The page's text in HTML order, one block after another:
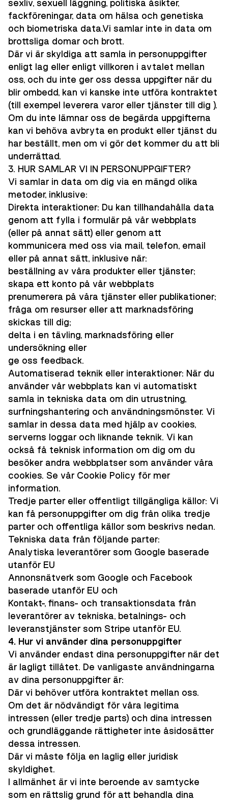
sexliv, sexuell läggning, politiska åsikter,
fackföreningar, data om hälsa och genetiska
och biometriska data.Vi samlar inte in data om
brottsliga domar och brott.
Där vi är skyldiga att samla in personuppgifter
enligt lag eller enligt villkoren i avtalet mellan
oss, och du inte ger oss dessa uppgifter när du
blir ombedd, kan vi kanske inte utföra kontraktet
(till exempel leverera varor eller tjänster till dig ).
Om du inte lämnar oss de begärda uppgifterna
kan vi behöva avbryta en produkt eller tjänst du
har beställt, men om vi gör det kommer du att bli
underrättad.
3. HUR SAMLAR VI IN PERSONUPPGIFTER?
Vi samlar in data om dig via en mängd olika
metoder, inklusive:
Direkta interaktioner: Du kan tillhandahålla data
genom att fylla i formulär på vår webbplats
(eller på annat sätt) eller genom att
kommunicera med oss via mail, telefon, email
eller på annat sätt, inklusive när:
beställning av våra produkter eller tjänster;
skapa ett konto på vår webbplats
prenumerera på våra tjänster eller publikationer;
fråga om resurser eller att marknadsföring
skickas till dig;
delta i en tävling, marknadsföring eller
undersökning eller
ge oss feedback.
Automatiserad teknik eller interaktioner: När du
använder vår webbplats kan vi automatiskt
samla in tekniska data om din utrustning,
surfningshantering och användningsmönster. Vi
samlar in dessa data med hjälp av cookies,
serverns loggar och liknande teknik. Vi kan
också få teknisk information om dig om du
besöker andra webbplatser som använder våra
cookies. Se vår Cookie Policy för mer
information.
Tredje parter eller offentligt tillgängliga källor: Vi
kan få personuppgifter om dig från olika tredje
parter och offentliga källor som beskrivs nedan.
Tekniska data från följande parter:
Analytiska leverantörer som Google baserade
utanför EU
Annonsnätverk som Google och Facebook
baserade utanför EU och
Kontakt-, finans- och transaktionsdata från
leverantörer av tekniska, betalnings- och
leveranstjänster som Stripe utanför EU.
4. Hur vi använder dina personuppgifter
Vi använder endast dina personuppgifter när det
är lagligt tillåtet. De vanligaste användningarna
av dina personuppgifter är:
Där vi behöver utföra kontraktet mellan oss.
Om det är nödvändigt för våra legitima
intressen (eller tredje parts) och dina intressen
och grundläggande rättigheter inte åsidosätter
dessa intressen.
Där vi måste följa en laglig eller juridisk
skyldighet.
I allmänhet är vi inte beroende av samtycke
som en rättslig grund för att behandla dina